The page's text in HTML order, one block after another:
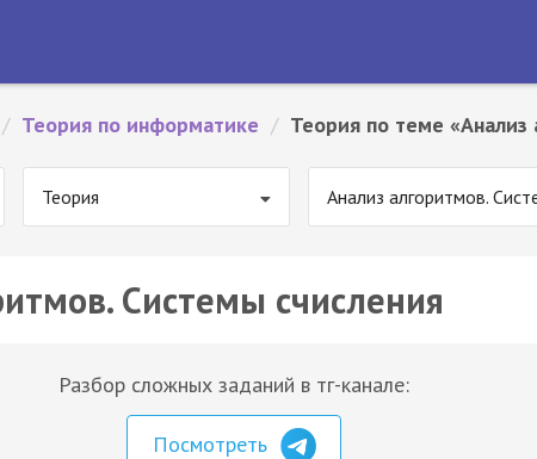
/ Теория по информатике / Теория по теме «Анализ
Теория Анализ алгоритмов.
Системы счисления
Разбор сложных заданий в тг-канале:
Посмотреть